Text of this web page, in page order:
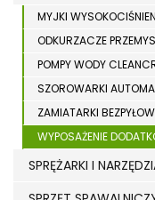
MYJKI
ODKURZACZE
POMPY WODY
SZOROWARKI
ZAMIATARKI
WYPOSAŻENIE
SPRĘŻARKI I